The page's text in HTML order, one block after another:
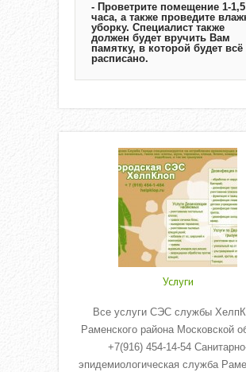
- Проветрите помещение 1-1,5
часа, а также проведите
уборку. Специалист также
должен будет вручить Вам
памятку, в которой будет всё
расписано.
Услуги
Все услуги СЭС службы
Раменского района Московской
+7(916) 454-14-54
эпидемиологическая служба